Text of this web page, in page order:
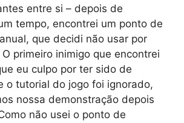
entre si – depois de
tempo, encontrei um ponto de
que decidi não usar por
primeiro inimigo que encontrei
eu culpo por ter sido de
o tutorial do jogo foi ignorado,
nossa demonstração depois
não usei o ponto de